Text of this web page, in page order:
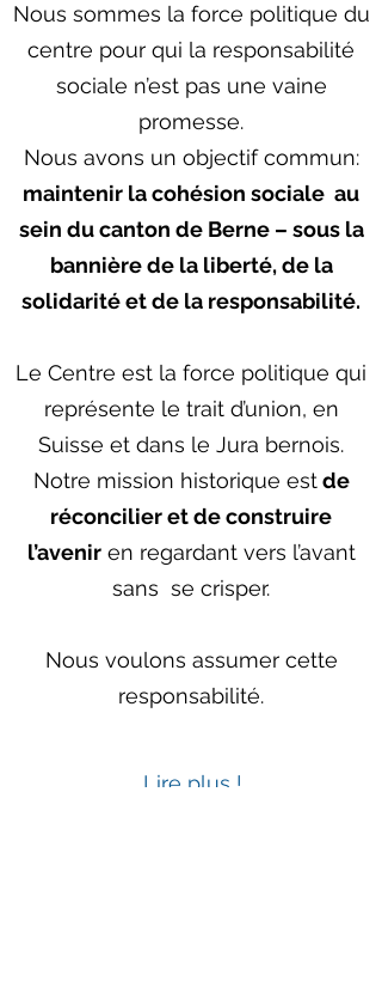
Nous sommes la force politique du
centre pour qui la responsabilité
sociale n’est pas une vaine
promesse.
Nous avons un objectif commun:
maintenir la cohésion sociale au
sein du canton de Berne – sous la
bannière de la liberté, de la
solidarité et de la responsabilité.
Le Centre est la force politique qui
représente le trait d’union, en
Suisse et dans le Jura bernois.
Notre mission historique estde
réconcilier et de construire
l’aveniren regardant vers l’avant
sans se crisper.
Nous voulons assumer cette
responsabilité.
Lire plus !